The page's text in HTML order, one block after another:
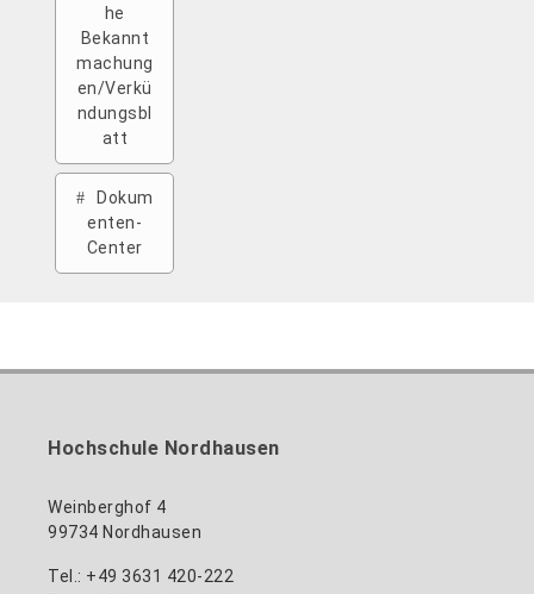
he
Bekannt
machung
en/Verkü
ndungsbl
att
Dokum
enten-
Center
Hochschule Nordhausen
Weinberghof 4
99734 Nordhausen
Tel.: +49 3631 420-222